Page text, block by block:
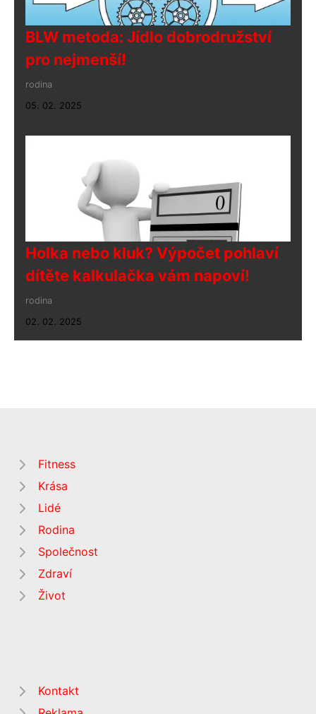
BLW metoda: Jídlo dobrodružství
pro nejmenší!
rodina
05. 02. 2025
Holka nebo kluk? Výpočet pohlaví
dítěte kalkulačka vám napoví!
rodina
02. 02. 2025
Fitness
Krása
Lidé
Rodina
Společnost
Zdraví
Život
Kontakt